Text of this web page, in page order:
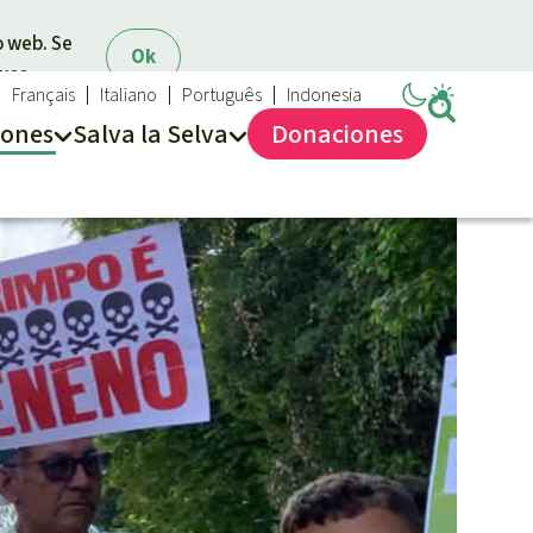
Ok
Se
Salva la Selva
Salva la Selva
Acerca de Salva la Selva
40 años Salva la Selva
En los Medios
FAQ
Transparencia
Contacto
Français Italiano Português Indonesia
Donaciones
Combatir y prevenir los